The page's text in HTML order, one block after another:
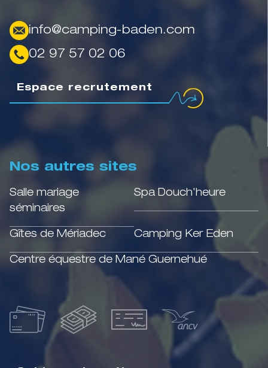
info@camping-baden.com
02 97 57 02 06
Espace recrutement
Nos autres sites
Salle mariage
séminaires
Spa Douch'heure
Gîtes de Mériadec Camping Ker Eden
Centre équestre de Mané Guernehué